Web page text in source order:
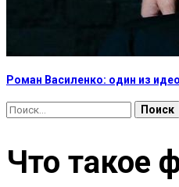
Роман Василенко: один из
Найти:
Что такое